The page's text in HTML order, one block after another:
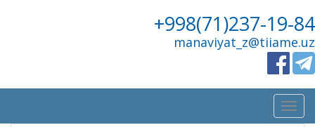
+998(71)237-19-84
manaviyat_z@tiiame.uz